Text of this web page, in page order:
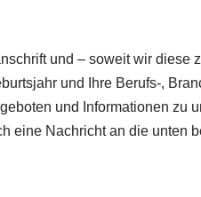
und – soweit wir diese
und Ihre Berufs-,
und Informationen zu
eine Nachricht an die unten